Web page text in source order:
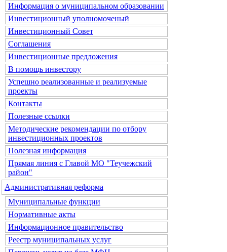
Информация о муниципальном образовании
Инвестиционный уполномоченый
Инвестиционный Совет
Соглашения
Инвестиционные предложения
В помощь инвестору
Успешно реализованные и реализуемые
проекты
Контакты
Полезные ссылки
Методические рекомендации по отбору
инвестиционных проектов
Полезная информация
Прямая линия с Главой МО "Теучежский
район"
Административная реформа
Муниципальные функции
Нормативные акты
Информационное правительство
Реестр муниципальных услуг